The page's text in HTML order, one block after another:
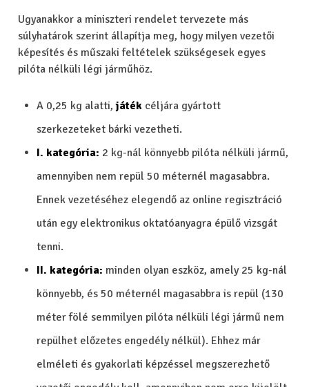
Ugyanakkor a miniszteri rendelet tervezete más
súlyhatárok szerint állapítja meg, hogy milyen vezetői
képesítés és műszaki feltételek szükségesek egyes
pilóta nélküli légi járműhöz.
A 0,25 kg alatti,játék céljára gyártott
szerkezeteket bárki vezetheti.
I. kategória: 2 kg-nál könnyebb pilóta nélküli jármű,
amennyiben nem repül 50 méternél magasabbra.
Ennek vezetéséhez elegendő az online regisztráció
után egy elektronikus oktatóanyagra épülő vizsgát
tenni.
II. kategória: minden olyan eszköz, amely 25 kg-nál
könnyebb, és 50 méternél magasabbra is repül (130
méter fölé semmilyen pilóta nélküli légi jármű nem
repülhet előzetes engedély nélkül). Ehhez már
elméleti és gyakorlati képzéssel megszerezhető